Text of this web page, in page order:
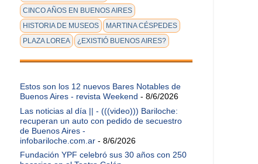
CINCO AÑOS EN BUENOS AIRES
HISTORIA DE MUSEOS
MARTINA CÉSPEDES
PLAZA LOREA
¿EXISTIÓ BUENOS AIRES?
Estos son los 12 nuevos Bares Notables de
Buenos Aires - revista Weekend - 8/6/2026
Las noticias al día || - (((video))) Bariloche:
recuperan un auto con pedido de secuestro
de Buenos Aires -
infobariloche.com.ar - 8/6/2026
Fundación YPF celebró sus 30 años con 250